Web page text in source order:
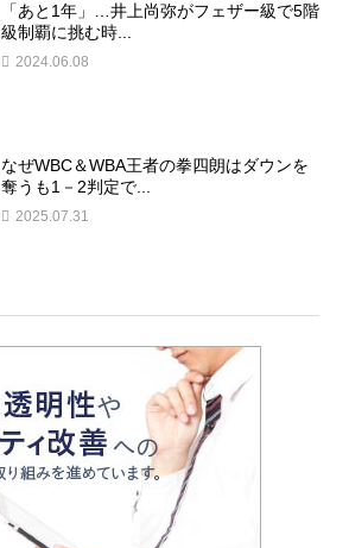
「あと1年」…井上尚弥がフェザー級で5階
級制覇に挑む時...
2024.06.08
なぜWBC＆WBA王者の拳四朗はダウンを
奪うも1－2判定で...
2025.07.31